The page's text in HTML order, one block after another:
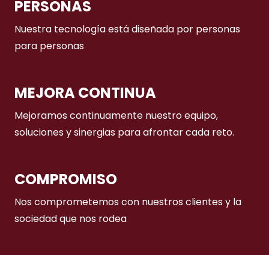
PERSONAS
Nuestra tecnología está diseñada por personas
para personas
MEJORA CONTINUA
Mejoramos continuamente nuestro equipo,
soluciones y sinergias para afrontar cada reto.
COMPROMISO
Nos comprometemos con nuestros clientes y la
sociedad que nos rodea